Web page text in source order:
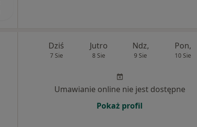
Dziś
7 Sie
Jutro
8 Sie
Ndz,
9 Sie
Pon,
10 Sie
Umawianie online nie jest dostępne
Pokaż profil